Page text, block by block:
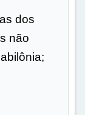
dos
não